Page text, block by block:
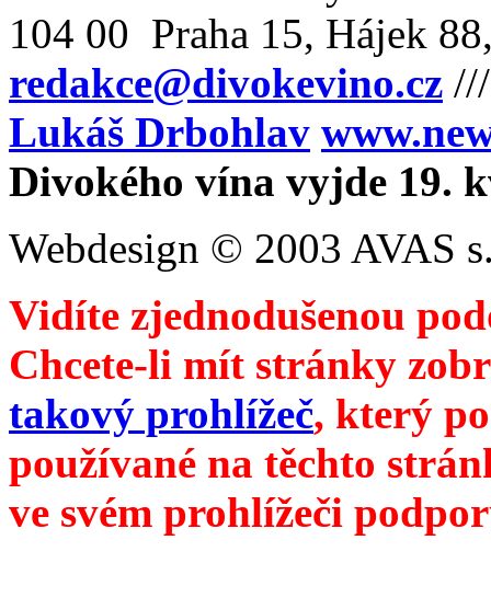
104 00 Praha 15, Hájek
redakce@divokevino.cz
Lukáš Drbohlav
Divokého vína vyjde 19.
Webdesign © 2003 AVAS
Vidíte zjednodušenou
Chcete-li mít stránky
takový prohlížeč, který
používané na těchto
ve svém prohlížeči